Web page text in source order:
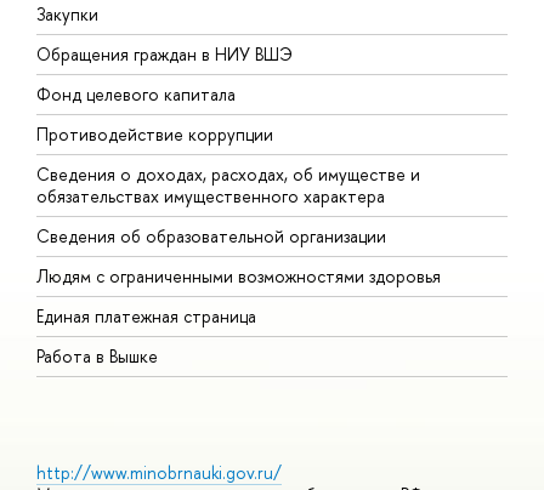
Закупки
Обращения граждан в НИУ ВШЭ
Фонд целевого капитала
Противодействие коррупции
Сведения о доходах, расходах, об имуществе и
обязательствах имущественного характера
Сведения об образовательной организации
Людям с ограниченными возможностями здоровья
Единая платежная страница
Работа в Вышке
http://www.minobrnauki.gov.ru/